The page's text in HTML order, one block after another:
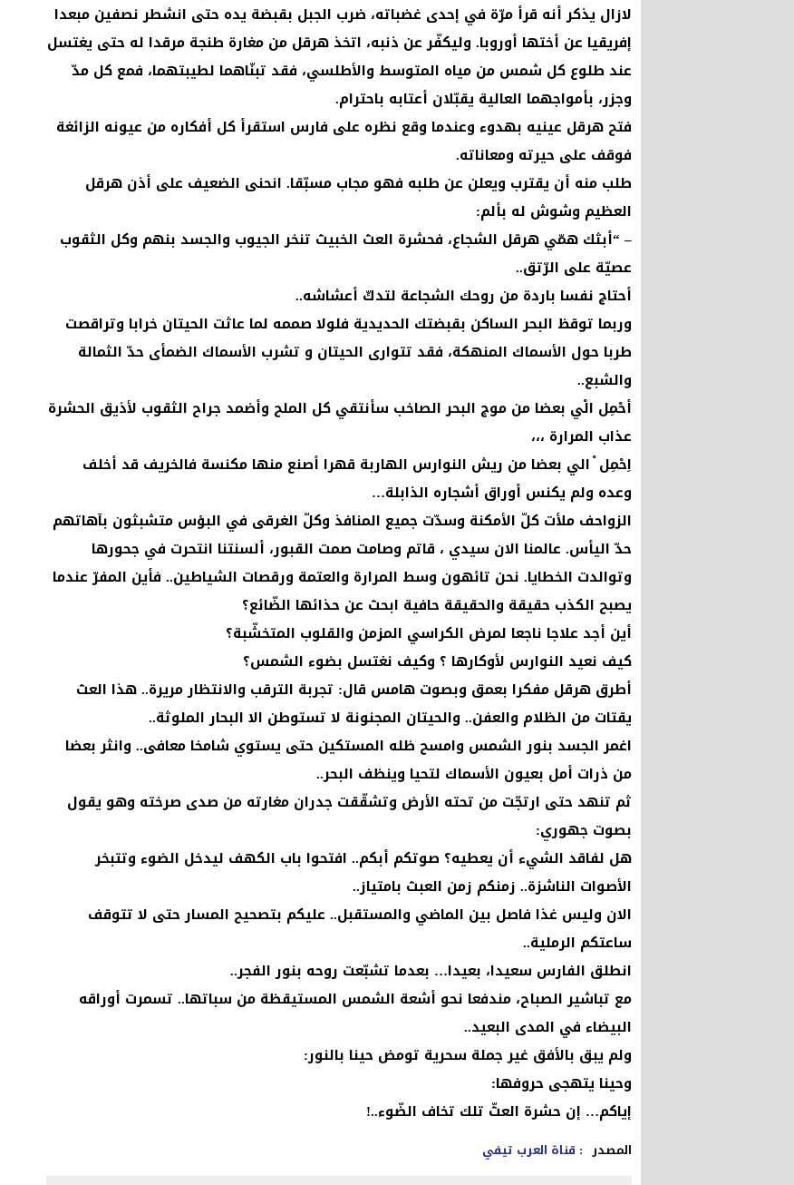
لازال يذكر أنه قرأ مرّة في إحدى غضباته، ضرب الجبل بقبضة يده حتى انشطر نصفين مبعدا
إفريقيا عن أختها أوروبا. وليكفّر عن ذنبه، اتخذ هرقل من مغارة طنجة مرقدا له حتى يغتسل
عند طلوع كل شمس من مياه المتوسط والأطلسي، فقد تبنّاهما لطيبتهما، فمع كل مدّ
وجزر، بأمواجهما العالية يقبّلان أعتابه باحترام.
فتح هرقل عينيه بهدوء وعندما وقع نظره على فارس استقرأ كل أفكاره من عيونه الزائغة
فوقف على حيرته ومعاناته.
طلب منه أن يقترب ويعلن عن طلبه فهو مجاب مسبّقا. انحنى الضعيف على أذن هرقل
العظيم وشوش له بألم:
– “أبثك همّي هرقل الشجاع، فحشرة العث الخبيث تنخر الجيوب والجسد بنهم وكل الثقوب
عصيّة على الرّتق..
أحتاج نفسا باردة من روحك الشجاعة لتدكّ أعشاشه..
وربما توقظ البحر الساكن بقبضتك الحديدية فلولا صممه لما عاثت الحيتان خرابا وتراقصت
طربا حول الأسماك المنهكة، فقد تتوارى الحيتان و تشرب الأسماك الضمأى حدّ الثمالة
والشبع..
أحْمِل الْي بعضا من موج البحر الصاخب سأنتقي كل الملح وأضمد جراح الثقوب لأذيق الحشرة
عذاب المرارة ،،،
اِحْمِل ْ الي بعضا من ريش النوارس الهاربة قهرا أصنع منها مكنسة فالخريف قد أخلف
وعده ولم يكنس أوراق أشجاره الذابلة…
الزواحف ملأت كلّ الأمكنة وسدّت جميع المنافذ وكلّ الغرقى في البؤس متشبثون بآهاتهم
حدّ اليأس. عالمنا الان سيدي ، قاتم وصامت صمت القبور، ألسنتنا انتحرت في جحورها
وتوالدت الخطايا. نحن تائهون وسط المرارة والعتمة ورقصات الشياطين.. فأين المفرّ عندما
يصبح الكذب حقيقة والحقيقة حافية ابحث عن حذائها الضّائع؟
أين أجد علاجا ناجعا لمرض الكراسي المزمن والقلوب المتخشّبة؟
كيف نعيد النوارس لأوكارها ؟ وكيف نغتسل بضوء الشمس؟
أطرق هرقل مفكرا بعمق وبصوت هامس قال: تجربة الترقب والانتظار مريرة.. هذا العث
يقتات من الظلام والعفن.. والحيتان المجنونة لا تستوطن الا البحار الملوثة..
اغمر الجسد بنور الشمس وامسح ظله المستكين حتى يستوي شامخا معافى.. وانثر بعضا
من ذرات أمل بعيون الأسماك لتحيا وينظف البحر..
ثم تنهد حتى ارتجّت من تحته الأرض وتشقّقت جدران مغارته من صدى صرخته وهو يقول
بصوت جهوري:
هل لفاقد الشيء أن يعطيه؟ صوتكم أبكم.. افتحوا باب الكهف ليدخل الضوء وتتبخر
الأصوات الناشزة.. زمنكم زمن العبث بامتياز..
الان وليس غذا فاصل بين الماضي والمستقبل.. عليكم بتصحيح المسار حتى لا تتوقف
ساعتكم الرملية..
انطلق الفارس سعيدا، بعيدا… بعدما تشبّعت روحه بنور الفجر..
مع تباشير الصباح، مندفعا نحو أشعة الشمس المستيقظة من سباتها.. تسمرت أوراقه
البيضاء في المدى البعيد..
ولم يبق بالأفق غير جملة سحرية تومض حينا بالنور:
وحينا يتهجى حروفها:
إياكم… إن حشرة العثّ تلك تخاف الضّوء..!
المصدر : قناة العرب تيفي